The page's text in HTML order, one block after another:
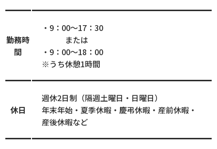
勤務時
間
・9：00～17：30
または
・9：00～18：00
※うち休憩1時間
休日
週休2日制（隔週土曜日・日曜日）
年末年始・夏季休暇・慶弔休暇・産前休暇・
産後休暇など